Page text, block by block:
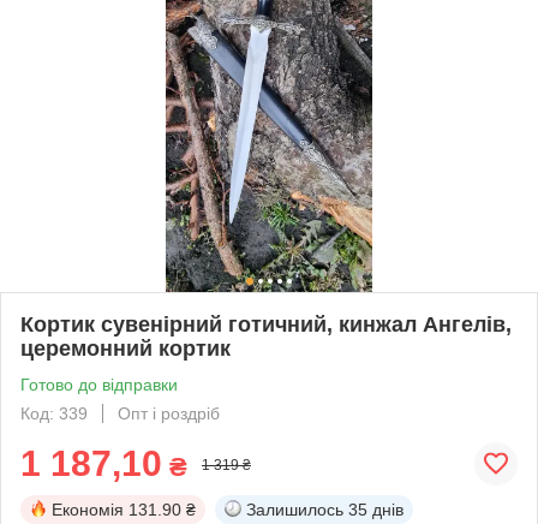
Кортик сувенірний готичний, кинжал Ангелів,
церемонний кортик
Готово до відправки
Код: 339
Опт і роздріб
1 187,10 ₴ 1 319 ₴
Економія 131.90 ₴ Залишилось 35 днів